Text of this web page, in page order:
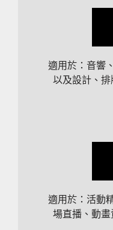
適用於：音響
以及設計、
適用於：活動
場直播、動